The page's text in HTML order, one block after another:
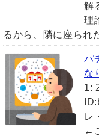
解
理
るから、隣に座られ
パ
な
1:
レ
←